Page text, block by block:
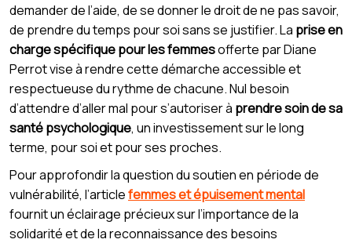
demander de l’aide, de se donner le droit de ne pas savoir,
de prendre du temps pour soi sans se justifier. La prise en
charge spécifique pour les femmesofferte par Diane
Perrot vise à rendre cette démarche accessible et
respectueuse du rythme de chacune. Nul besoin
d’attendre d’aller mal pour s’autoriser à prendre soin de sa
santé psychologique, un investissement sur le long
terme, pour soi et pour ses proches.
Pour approfondir la question du soutien en période de
vulnérabilité, l’articlefemmes et épuisement mental
fournit un éclairage précieux sur l’importance de la
solidarité et de la reconnaissance des besoins